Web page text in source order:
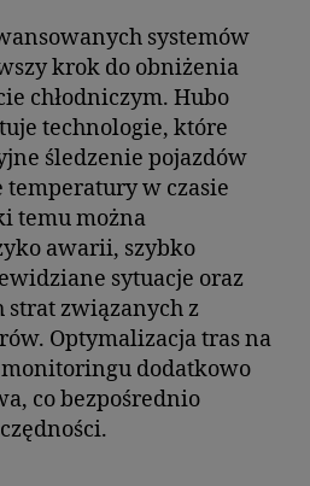
systemów
krok do obniżenia
chłodniczym. Hubo
technologie, które
śledzenie pojazdów
w czasie
temu można
awarii, szybko
sytuacje oraz
związanych z
Optymalizacja tras na
dodatkowo
co bezpośrednio